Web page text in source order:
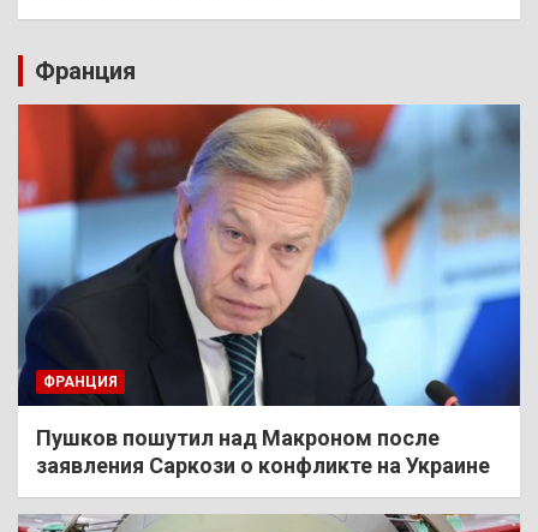
Франция
ФРАНЦИЯ
Пушков пошутил над Макроном после
заявления Саркози о конфликте на Украине